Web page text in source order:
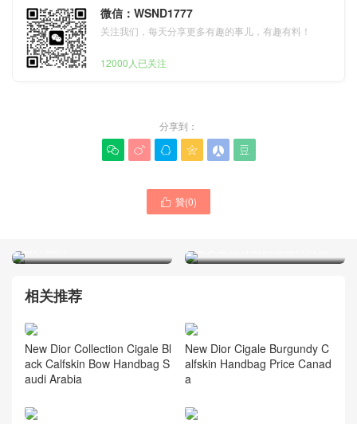
微信：WSND1777
关注我们，每天分享更多有趣的事儿，有趣有料！
12000人已关注
分享到：
     
 贊(0)
鏈條包小號白色單肩包上身
相关推荐
New Dior Collection Cigale Bl
ack Calfskin Bow Handbag S
audi Arabia
New Dior Cigale Burgundy C
alfskin Handbag Price Canad
a